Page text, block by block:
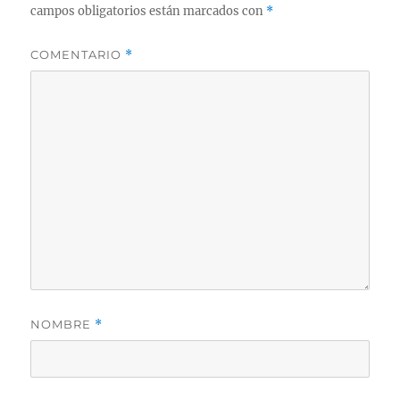
campos obligatorios están marcados con *
COMENTARIO *
NOMBRE *